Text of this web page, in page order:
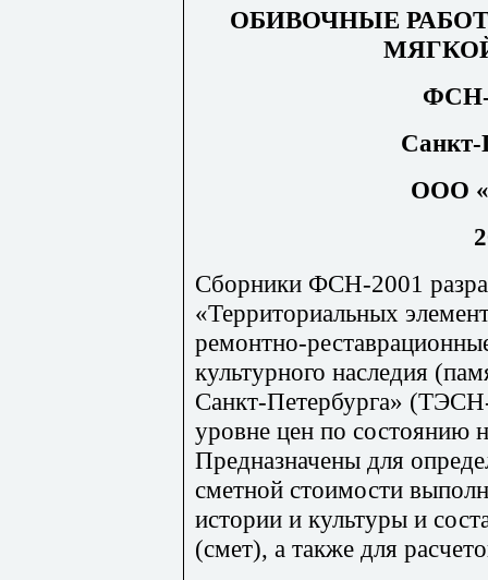
ОБИВОЧНЫЕ
ФСН-
Санкт-
ООО
Сборники ФСН-2001
«Территориальных
ремонтно-
культурного наследия
Санкт-Петербурга» (ТЭСН
уровне цен по состоянию
Предназначены для
сметной стоимости
истории и культуры и
(смет), а также для